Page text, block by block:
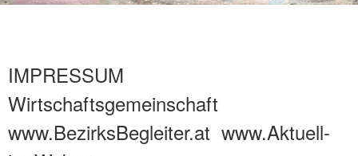
IMPRESSUM
Wirtschaftsgemeinschaft
www.BezirksBegleiter.at www.Aktuell-